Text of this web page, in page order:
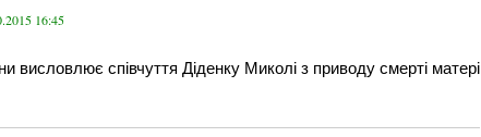
16:45
висловлює співчуття Діденку Миколі з приводу смерті матері